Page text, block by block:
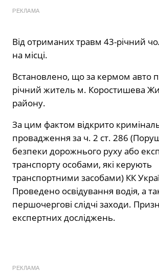
РЕКЛАМА
Від отриманих травм 43-річний
на місці.
Встановлено, що за кермом авто
річний житель м. Коростишева
району.
За цим фактом відкрито
провадження за ч. 2 ст. 286
безпеки дорожнього руху або
транспорту особами, які керують
транспортними засобами) КК
Проведено освідування водія, а
першочергові слідчі заходи.
експертних досліджень.
РЕКЛАМА